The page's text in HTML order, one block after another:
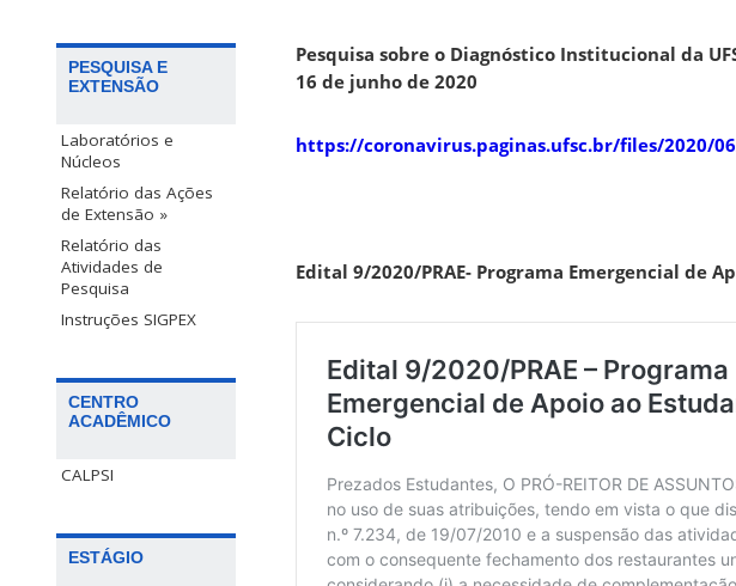
PESQUISA E
EXTENSÃO
Laboratórios e
Núcleos
Relatório das Ações
de Extensão »
Relatório das
Atividades de
Pesquisa
Instruções SIGPEX
CENTRO
ACADÊMICO
CALPSI
ESTÁGIO
Pesquisa sobre o Diagnóstico Institucional da
16 de junho de 2020
https://coronavirus.paginas.ufsc.br/files/2020/06/
Edital 9/2020/PRAE- Programa Emergencial de